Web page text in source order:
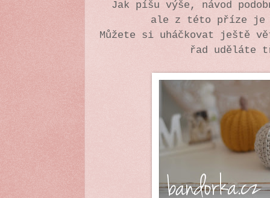
Jak píšu výše, návod
ale z této příze je
Můžete si uháčkovat ještě
řad uděláte